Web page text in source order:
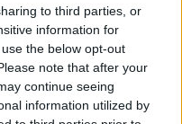
to third parties, or
information for
the below opt-out
note that after your
continue seeing
information utilized by
Google+ páros
a
tudtam kipróbálni a
a lehetőség: A